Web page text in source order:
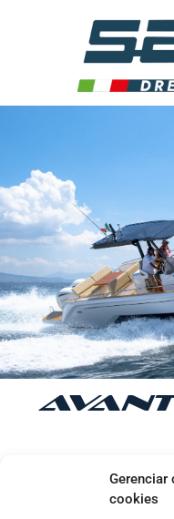
Gerenciar
cookies
Baixe a lista